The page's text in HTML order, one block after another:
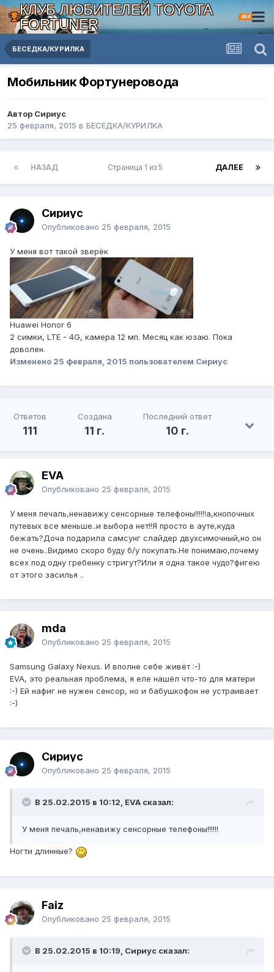
КЛУБ ЛЮБИТЕЛЕЙ TOYOTA
FORTUNER
4X4
БЕСЕДКА/КУРИЛКА
Мобильник Фортунеровода
Автор Сириус
25 февраля, 2015 в БЕСЕДКА/КУРИЛКА
НАЗАД ДАЛЕЕ
Страница 1 из 5
Сириус
Опубликовано 25 февраля, 2015
У меня вот такой зверёк
Huawei Honor 6
2 симки, LTE - 4G, камера 12 мп. Месяц как юзаю. Пока
доволен.
Изменено 25 февраля, 2015 пользователем Сириус
Ответов
111
Создана
11 г.
Последний ответ
10 г.
EVA
Опубликовано 25 февраля, 2015
У меня печаль,ненавижу сенсорные телефоны!!!!!!а,кнопочных
путевых все меньше..и выбора нет!!Я просто в ауте,куда
бежать?Доча подарила самсунг слайдер двухсимочный,но он
не очень..Видимо скоро буду б/у покупать.Не понимаю,почему
всех под одну гребенку стригут?Или я одна такое чудо?фигею
от этого засилья ..
mda
Опубликовано 25 февраля, 2015
Samsung Galaxy Nexus. И вполне себе живёт :-)
EVA, это реальная проблема, я еле нашёл что-то для матери
:-) Ей нафиг не нужен сенсор, но и бабушкофон не устраивает
:-)
Сириус
Опубликовано 25 февраля, 2015
В 25.02.2015 в 10:12, EVA сказал:
У меня печаль,ненавижу сенсорные телефоны!!!!!!
Ногти длинные?
Faiz
Опубликовано 25 февраля, 2015
В 25.02.2015 в 10:19, Сириус сказал: